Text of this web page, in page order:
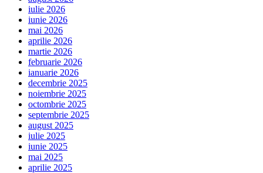
iulie 2026
iunie 2026
mai 2026
aprilie 2026
martie 2026
februarie 2026
ianuarie 2026
decembrie 2025
noiembrie 2025
octombrie 2025
septembrie 2025
august 2025
iulie 2025
iunie 2025
mai 2025
aprilie 2025